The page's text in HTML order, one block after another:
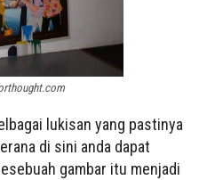
lukisan yang pastinya
di sini anda dapat
gambar itu menjadi